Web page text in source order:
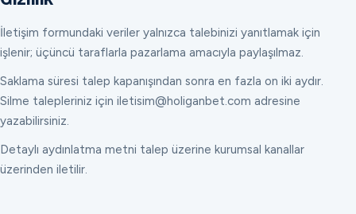
İletişim formundaki veriler yalnızca talebinizi yanıtlamak için
işlenir; üçüncü taraflarla pazarlama amacıyla paylaşılmaz.
Saklama süresi talep kapanışından sonra en fazla on iki aydır.
Silme talepleriniz için iletisim@holiganbet.com adresine
yazabilirsiniz.
Detaylı aydınlatma metni talep üzerine kurumsal kanallar
üzerinden iletilir.